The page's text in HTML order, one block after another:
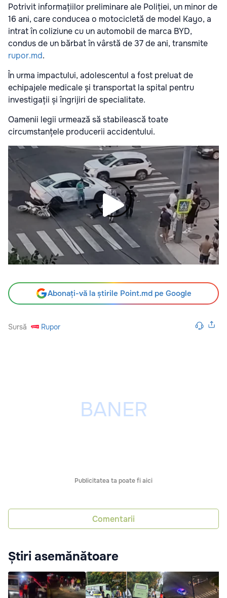
Potrivit informațiilor preliminare ale Poliției, un minor de
16 ani, care conducea o motocicletă de model Kayo, a
intrat în coliziune cu un automobil de marca BYD,
condus de un bărbat în vârstă de 37 de ani, transmite
rupor.md.
În urma impactului, adolescentul a fost preluat de
echipajele medicale și transportat la spital pentru
investigații și îngrijiri de specialitate.
Oamenii legii urmează să stabilească toate
circumstanțele producerii accidentului.
Abonați-vă la știrile Point.md pe Google
Sursă Rupor
Publicitatea ta poate fi aici
Comentarii
Știri asemănătoare